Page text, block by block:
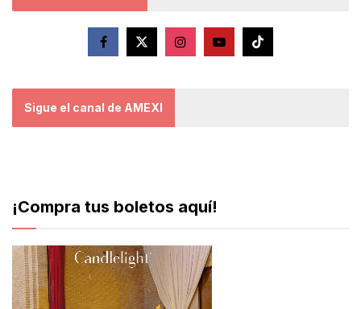
Sigue el canal de AMEXI
¡Compra tus boletos aquí!